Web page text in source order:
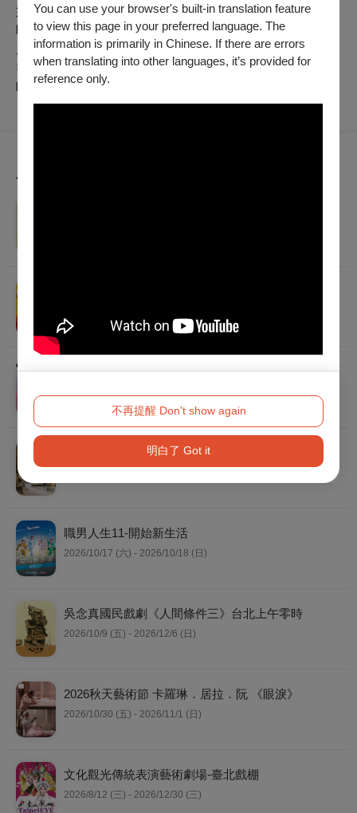
You can use your browser's built-in translation feature
to view this page in your preferred language. The
information is primarily in Chinese. If there are errors
when translating into other languages, it’s provided for
reference only.
不再提醒 Don't show again
明白了 Got it
如果整場演出中，你唯一喜歡的片段真的就是靜寂的黑
暗，那就說吧。對導演好的選擇給予好的回饋。我們虧欠
朋友和自己一個真相。如果不這麼做，你將會在另一個狹
窄的座位上困坐兩個小時，而你的朋友將不得不再買10罐
啤酒給你……
為您推薦
2026亞洲青年管弦樂團訪台音樂會
2026秋天藝術節 菲利普．肯恩《人間樂園》
職男人生11-開始新生活
2026/10/17 (六) - 2026/10/18 (日)
吳念真國民戲劇《人間條件三》台北上午零時
2026/10/9 (五) - 2026/12/6 (日)
2026秋天藝術節 卡羅琳．居拉．阮 《眼淚》
2026/10/30 (五) - 2026/11/1 (日)
文化觀光傳統表演藝術劇場-臺北戲棚
2026/8/12 (三) - 2026/12/30 (三)